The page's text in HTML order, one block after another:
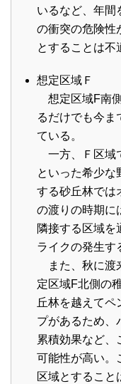
いるなど、年間
の衝突の危険性
とすることは不
想定区域Ｆ
想定区域F南
るだけでも今ま
ている。
一方、Ｆ区域
といった希少な
する砂丘林では
の渡りの時期に
隣接する区域を
ライクの発生す
また、秋に渡
定区域F北側の
丘林を越えてペ
プがあるため、
累積効果など、
可能性が高い。
区域とすること